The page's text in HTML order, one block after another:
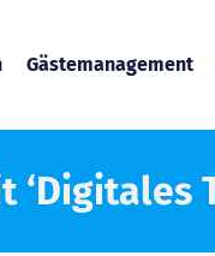
Gästemanagement